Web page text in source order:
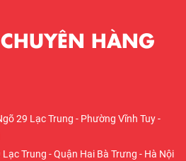
HÀNG
29 Lạc Trung - Phường Vĩnh Tuy -
Trung - Quận Hai Bà Trưng - Hà Nội